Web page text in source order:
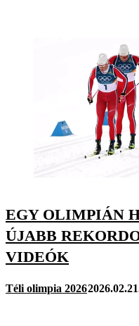
EGY OLIMPIÁN
ÚJABB
VIDEÓK
Téli olimpia 2026